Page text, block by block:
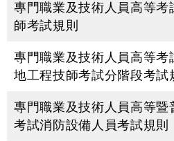
專門職業及技術人員高等考
師考試規則
專門職業及技術人員高等考
地工程技師考試分階段考試
專門職業及技術人員高等暨
考試消防設備人員考試規則